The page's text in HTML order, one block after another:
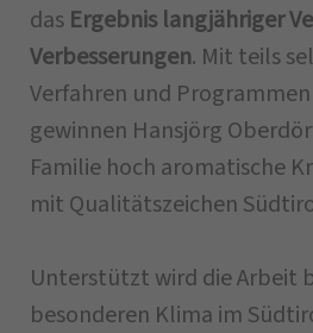
das Ergebnis langjähriger
Verbesserungen. Mit teils
Verfahren und
gewinnen Hansjörg
Familie hoch aromatische
mit Qualitätszeichen
Unterstützt wird die Arbeit
besonderen Klima im